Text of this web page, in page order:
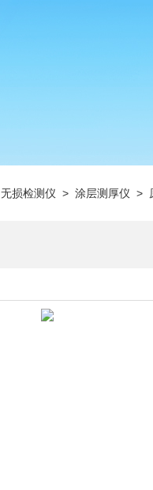
无损检测仪 > 涂层测厚仪 >